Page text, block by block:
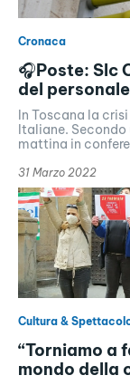
Cronaca
🎧Poste: Slc
del
In Toscana la
Italiane.
mattina in
31 Marzo 2022
Cultura &
“Torniamo a
mondo della